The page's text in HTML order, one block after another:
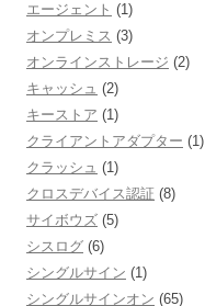
エージェント (1)
オンプレミス (3)
オンラインストレージ (2)
キャッシュ (2)
キーストア (1)
クライアントアダプター (1)
クラッシュ (1)
クロスデバイス認証 (8)
サイボウズ (5)
シスログ (6)
シングルサイン (1)
シングルサインオン (65)